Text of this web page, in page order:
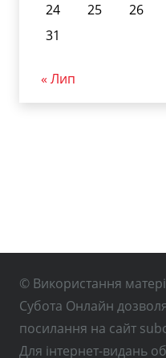
24
25 26
31
« Лип
© Використання
Субота Онлайн
посилання на сайт
Для інтернет-видань